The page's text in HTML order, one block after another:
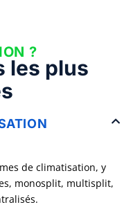
?
les plus
de climatisation, y
monosplit, multisplit,